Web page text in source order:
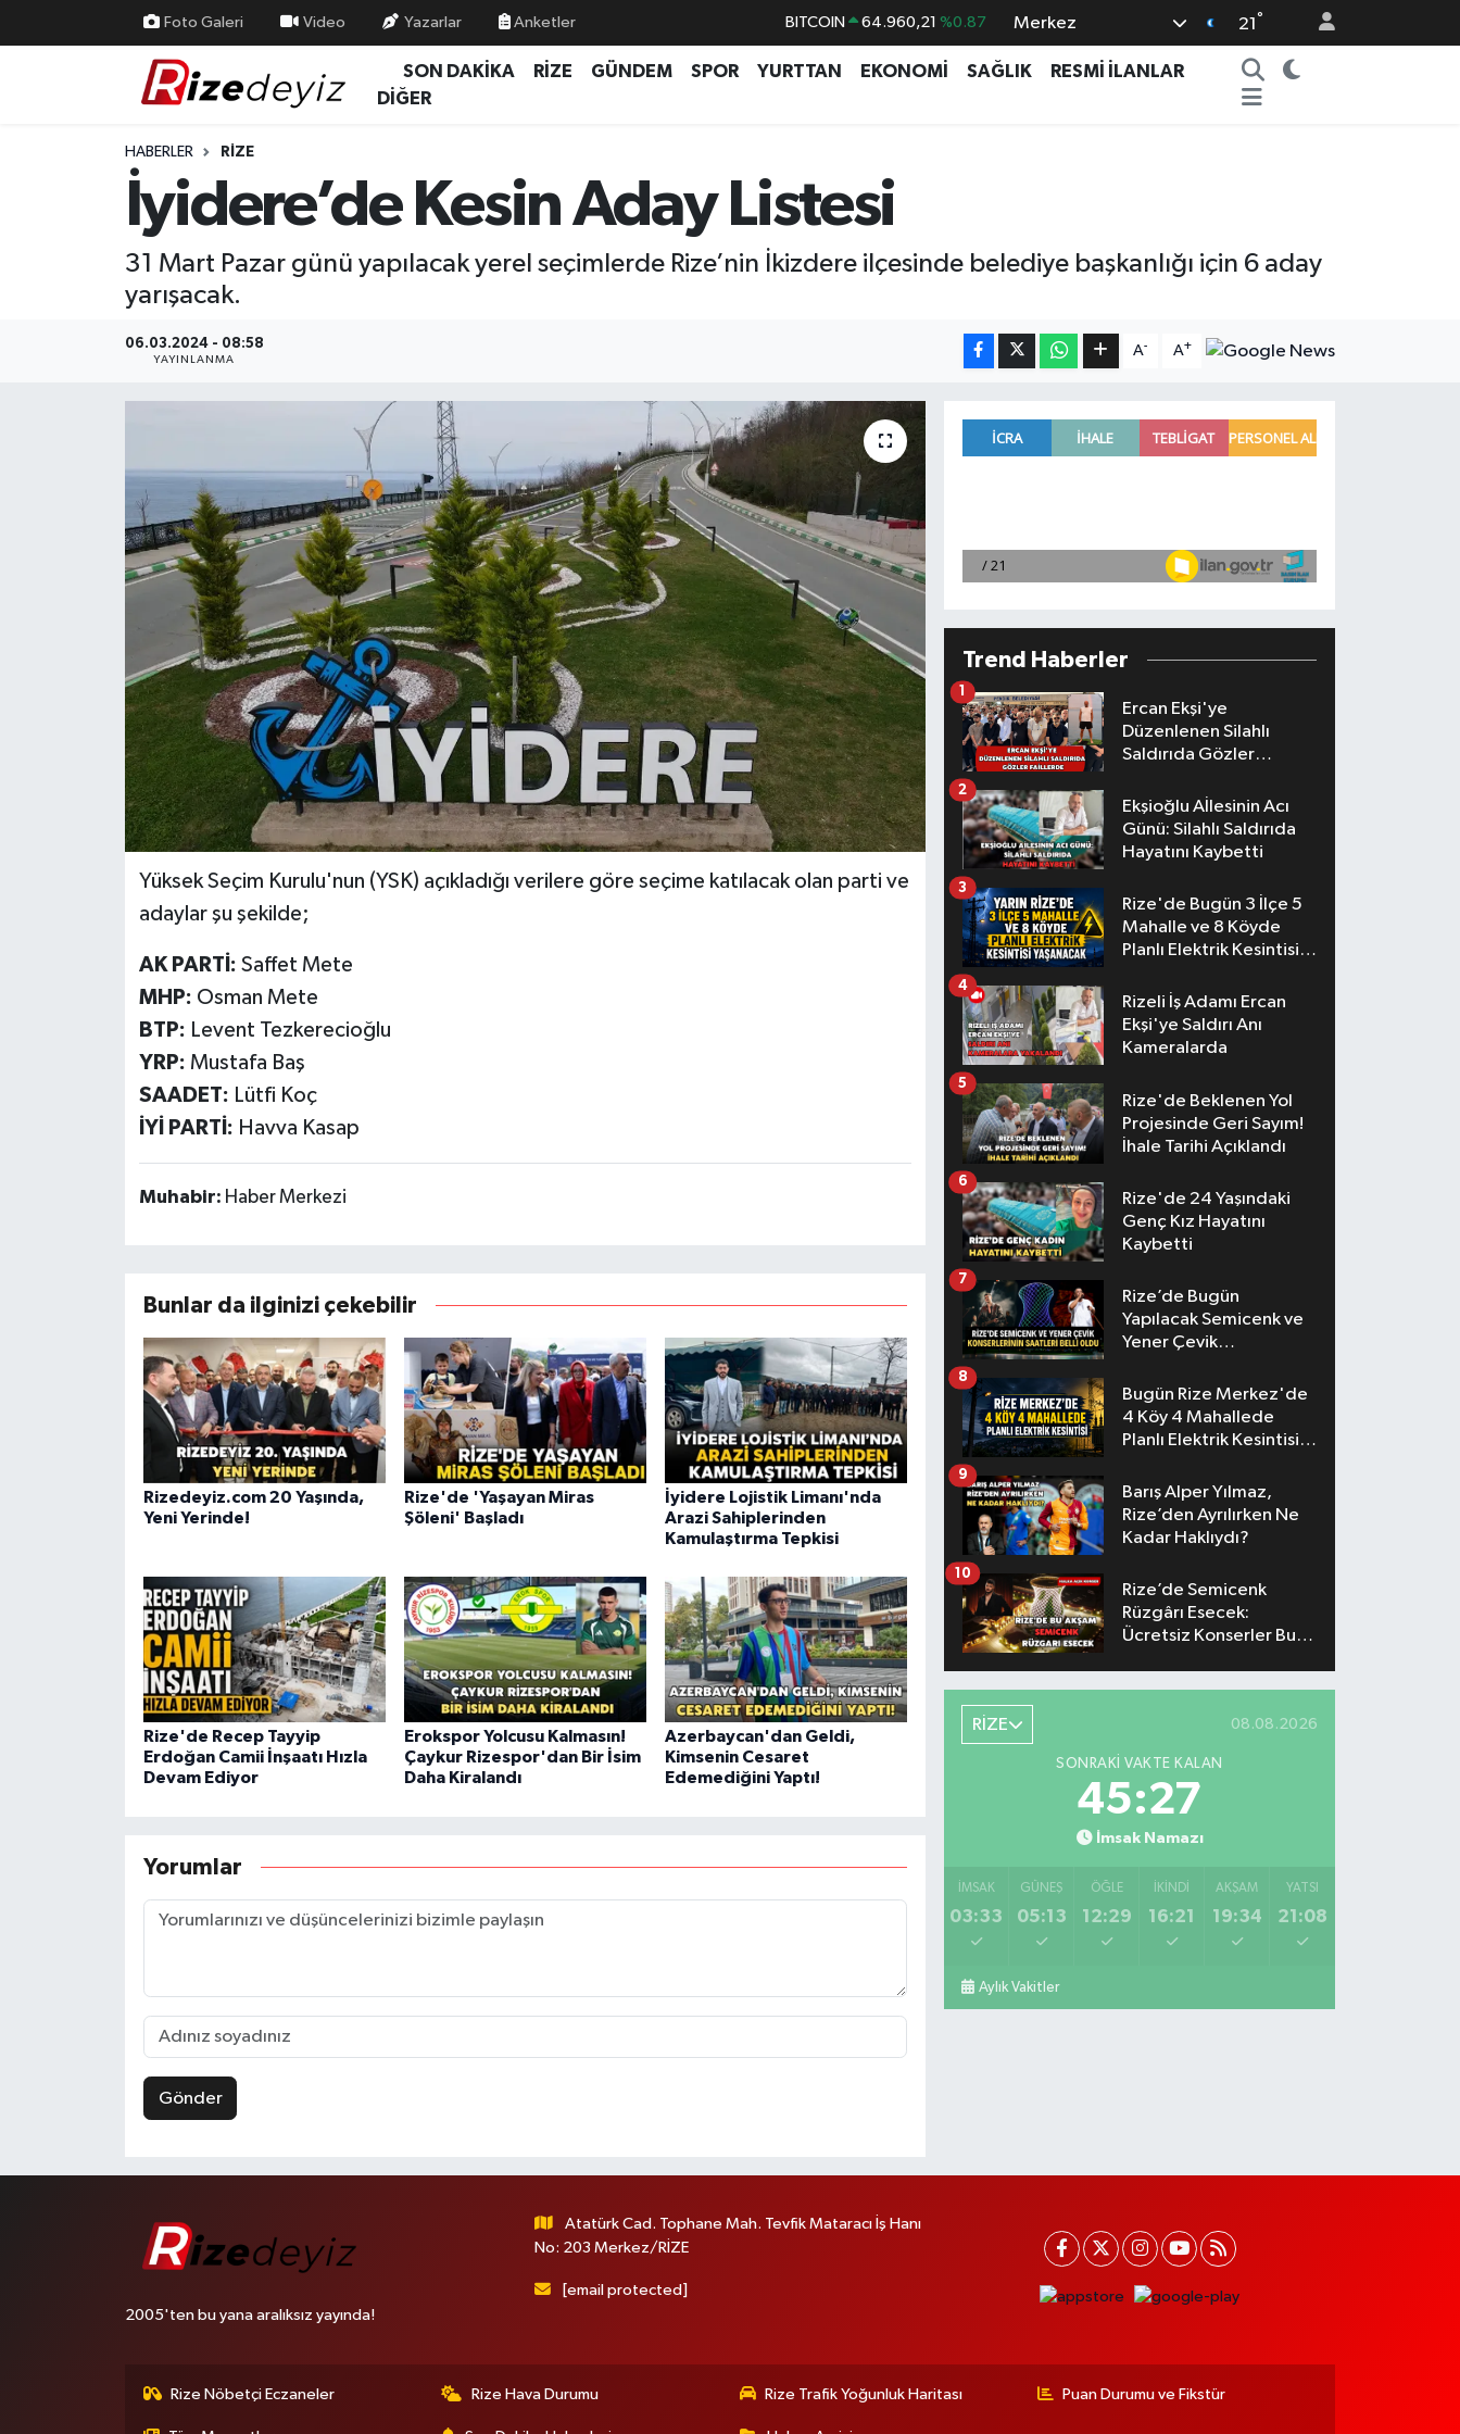
Foto Galeri Video Yazarlar Anketler BITCOIN 64.960,21 %0.87
DOLAR 47,7436 %0.18
GRAM ALTIN 6660.55
BİST100
Merkez 21 °
SON DAKİKA RİZE GÜNDEM SPOR YURTTAN EKONOMİ SAĞLIK
RESMİ İLANLAR
DİĞER
HABERLER RIZE
İyidere’de Kesin Aday Listesi
31 Mart Pazar günü yapılacak yerel seçimlerde Rize’nin İkizdere ilçesinde belediye başkanlığı için 6 aday
yarışacak.
06.03.2024 - 08:58
YAYINLANMA
A- A+
Yüksek Seçim Kurulu'nun (YSK) açıkladığı verilere göre seçime katılacak olan parti ve
adaylar şu şekilde;
AK PARTİ: Saffet Mete
MHP: Osman Mete
BTP: Levent Tezkerecioğlu
YRP: Mustafa Baş
SAADET: Lütfi Koç
İYİ PARTİ: Havva Kasap
Muhabir: Haber Merkezi
Bunlar da ilginizi çekebilir
Rizedeyiz.com 20 Yaşında,
Yeni Yerinde!
Rize'de 'Yaşayan Miras
Şöleni' Başladı
İyidere Lojistik Limanı'nda
Arazi Sahiplerinden
Kamulaştırma Tepkisi
Rize'de Recep Tayyip
Erdoğan Camii İnşaatı Hızla
Devam Ediyor
Erokspor Yolcusu Kalmasın!
Çaykur Rizespor'dan Bir İsim
Daha Kiralandı
Azerbaycan'dan Geldi,
Kimsenin Cesaret
Edemediğini Yaptı!
Yorumlar
Gönder
Trend Haberler
Ercan Ekşi'ye
Düzenlenen Silahlı
Saldırıda Gözler
1
Ekşioğlu Aİlesinin Acı
Günü: Silahlı Saldırıda
Hayatını Kaybetti
2
Rize'de Bugün 3 İlçe 5
Mahalle ve 8 Köyde
Planlı Elektrik Kesintisi
3
Rizeli İş Adamı Ercan
Ekşi'ye Saldırı Anı
Kameralarda
4
Rize'de Beklenen Yol
Projesinde Geri Sayım!
İhale Tarihi Açıklandı
5
Rize'de 24 Yaşındaki
Genç Kız Hayatını
Kaybetti
6
Rize’de Bugün
Yapılacak Semicenk ve
Yener Çevik
Belli Oldu
7
Bugün Rize Merkez'de
4 Köy 4 Mahallede
Planlı Elektrik Kesintisi
8
Barış Alper Yılmaz,
Rize’den Ayrılırken Ne
Kadar Haklıydı?
9
Rize’de Semicenk
Rüzgârı Esecek:
Ücretsiz Konserler Bu
10
RİZE 08.08.2026
SONRAKI VAKTE KALAN
45:26
İmsak Namazı
İMSAK
03:33
GÜNEŞ
05:13
ÖĞLE
12:29
İKINDI
16:21
AKŞAM
19:34
YATSI
21:08
Aylık Vakitler
2005'ten bu yana aralıksız yayında!
Atatürk Cad. Tophane Mah. Tevfik Mataracı İş Hanı
No: 203 Merkez/RİZE
[email protected]
Rize Nöbetçi Eczaneler Rize Hava Durumu Rize Trafik Yoğunluk Haritası Puan Durumu ve Fikstür
Yurttan Haberler
Teknoloji
Rize Nöbetçi Eczaneler
Rize Trafik Yoğunluk Haritası
Tüm Manşetler
Son Dakika Haberleri